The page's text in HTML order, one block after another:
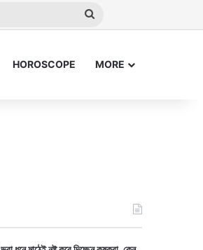
Search
HOROSCOPE MORE